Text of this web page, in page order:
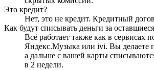
Это кредит?
Нет, это не кредит. Кредитный
Как будут списывать деньги за
Всё работает также как в сервисах
Яндекс.Музыка или ivi. Вы делаете
а дальше с вашей карты
в 2 недели.